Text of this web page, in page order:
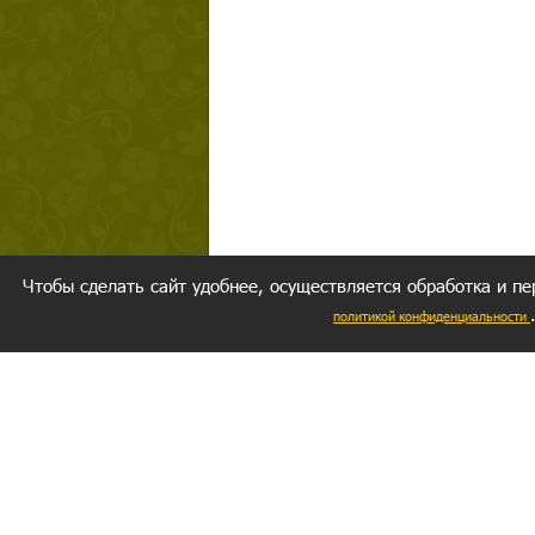
Чтобы сделать сайт удобнее, осуществляется обработка и
политикой конфиденциальности